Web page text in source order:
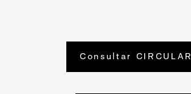
Consultar CIRCULAR